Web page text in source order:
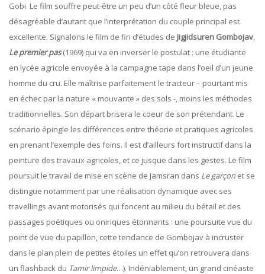
Gobi. Le film souffre peut-être un peu d’un côté fleur bleue, pas
désagréable d’autant que l’interprétation du couple principal est
excellente. Signalons le film de fin d’études de Jigjidsuren Gombojav,
Le premier pas(1969) qui va en inverser le postulat : une étudiante
en lycée agricole envoyée à la campagne tape dans l’oeil d’un jeune
homme du cru. Elle maîtrise parfaitement le tracteur – pourtant mis
en échec par la nature « mouvante » des sols -, moins les méthodes
traditionnelles. Son départ brisera le coeur de son prétendant. Le
scénario épingle les différences entre théorie et pratiques agricoles
en prenant l’exemple des foins. Il est d’ailleurs fort instructif dans la
peinture des travaux agricoles, et ce jusque dans les gestes. Le film
poursuit le travail de mise en scène de Jamsran dans Le garçon et se
distingue notamment par une réalisation dynamique avec ses
travellings avant motorisés qui foncent au milieu du bétail et des
passages poétiques ou oniriques étonnants : une poursuite vue du
point de vue du papillon, cette tendance de Gombojav à incruster
dans le plan plein de petites étoiles un effet qu’on retrouvera dans
un flashback du Tamir limpide…). Indéniablement, un grand cinéaste